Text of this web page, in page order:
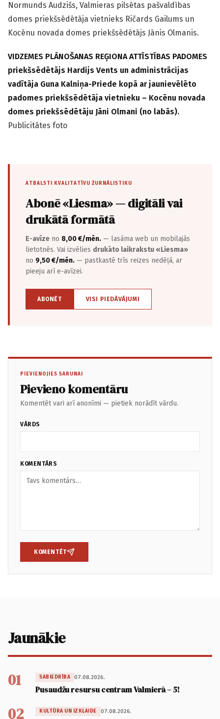
Normunds Audzišs, Valmieras pilsētas pašvaldības
domes priekšsēdētāja vietnieks Ričards Gailums un
Kocēnu novada domes priekšsēdētājs Jānis Olmanis.
VIDZEMES PLĀNOŠANAS REĢIONA ATTĪSTĪBAS PADOMES
priekšsēdētājs Hardijs Vents un administrācijas
vadītāja Guna Kalniņa-Priede kopā ar jaunievēlēto
padomes priekšsēdētāja vietnieku – Kocēnu novada
domes priekšsēdētāju Jāni Olmani (no labās).
Publicitātes foto
ATBALSTI KVALITATĪVU ŽURNĀLISTIKU
Abonē «Liesma» — digitāli vai
drukātā formātā
E-avīze no 8,00 €/mēn. — lasāma web un mobilajās
lietotnēs. Vai izvēlies drukāto laikrakstu «Liesma»
no 9,50 €/mēn. — pastkastē trīs reizes nedēļā, ar
pieeju arī e-avīzei.
ABONĒT VISI PIEDĀVĀJUMI
PIEVIENOJIES SARUNAI
Pievieno komentāru
Komentēt vari arī anonīmi — pietiek norādīt vārdu.
VĀRDS
KOMENTĀRS
KOMENTĒT
Jaunākie
01 SABIEDRĪBA 07.08.2026.
Pusaudžu resursu centram Valmierā – 5!
02 KULTŪRA UN IZKLAIDE 07.08.2026.